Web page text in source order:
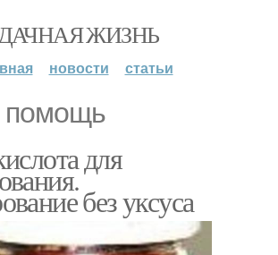
ЖИЗНЬ
новости статьи
помощь
для
без уксуса